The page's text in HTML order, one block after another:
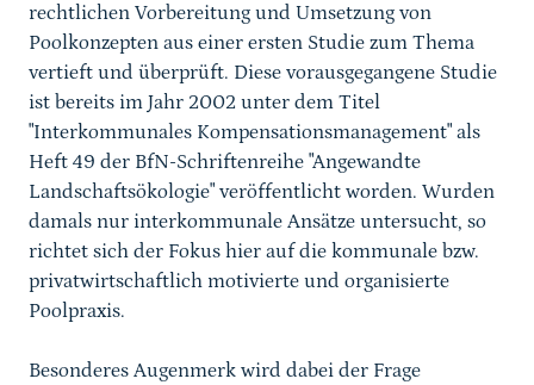
rechtlichen Vorbereitung und Umsetzung von
Poolkonzepten aus einer ersten Studie zum Thema
vertieft und überprüft. Diese vorausgegangene Studie
ist bereits im Jahr 2002 unter dem Titel
"Interkommunales Kompensationsmanagement" als
Heft 49 der BfN-Schriftenreihe "Angewandte
Landschaftsökologie" veröffentlicht worden. Wurden
damals nur interkommunale Ansätze untersucht, so
richtet sich der Fokus hier auf die kommunale bzw.
privatwirtschaftlich motivierte und organisierte
Poolpraxis.
Besonderes Augenmerk wird dabei der Frage